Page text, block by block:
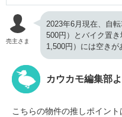
売主さま
2023年6月現在、自
500円）とバイク置
1,500円）には空きが
カウカモ編集部
こちらの物件の推しポイン